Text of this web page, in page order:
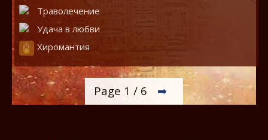
Траволечение
Удача в любви
Хиромантия
Page 1 / 6